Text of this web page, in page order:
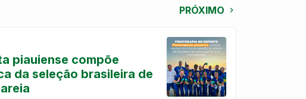
PRÓXIMO
piauiense compõe
da seleção brasileira de